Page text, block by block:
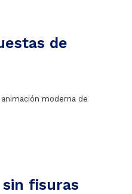
de
moderna de
fisuras